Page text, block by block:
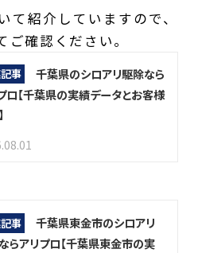
て紹介していますので、
確認ください。
事
千葉県のシロアリ駆除なら
ロ【千葉県の実績データとお客様
事
千葉県東金市のシロアリ
らアリプロ【千葉県東金市の実